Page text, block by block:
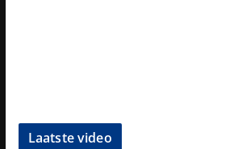
Laatste video